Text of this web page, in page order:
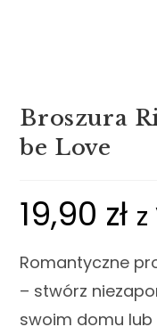
Broszura
be Love
19,90 zł z
Romantyczne
– stwórz
swoim domu